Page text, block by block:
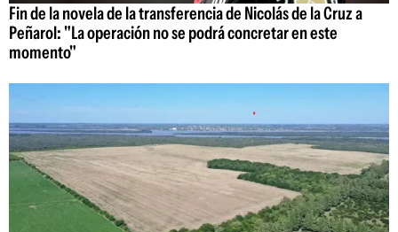
Fin de la novela de la transferencia de Nicolás de la Cruz a
Peñarol: "La operación no se podrá concretar en este
momento"